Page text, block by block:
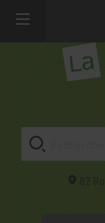
82